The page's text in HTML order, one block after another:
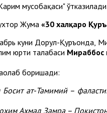
Жума «30 халқаро
куни Дорул-Қуръонда,
юрти талабаси Мираббос
боришади:
Босит ат-Тамимий –
Аҳмад Замра –